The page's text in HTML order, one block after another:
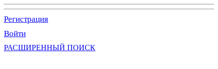
Регистрация
Войти
РАСШИРЕННЫЙ ПОИСК